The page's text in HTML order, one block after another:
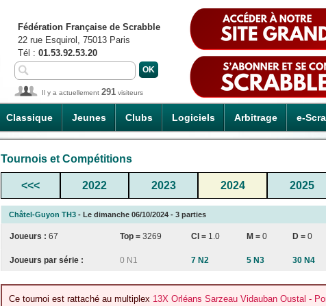
Classique Jeunes Clubs Logiciels Arbitrage e-
Fédération Française de Scrabble
22 rue Esquirol, 75013 Paris
Tél : 01.53.92.53.20
Il y a actuellement 291 visiteurs
Tournois et Compétitions
<<< 2022 2023 2024 2025
Châtel-Guyon TH3 - Le dimanche 06/10/2024 - 3 parties
Joueurs : 67 Top = 3269 CI = 1.0 M = 0 D = 0
Joueurs par série : 0 N1 7 N2 5 N3 30 N4
Ce tournoi est rattaché au multiplex 13X Orléans Sarzeau Vidauban Oustal -